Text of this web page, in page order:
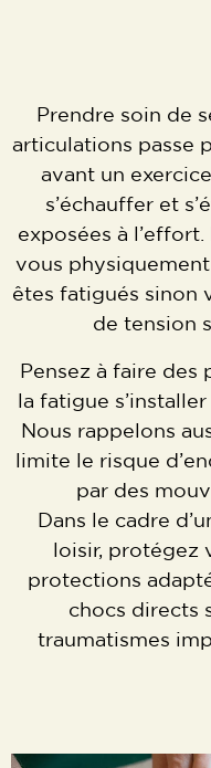
Prendre soin de
articulations passe
avant un
s’échauffer et
exposées à
vous
êtes fatigués sinon
de tension
Pensez à faire des
la fatigue
Nous rappelons
limite le risque
par des
Dans le cadre
loisir, protégez
protections
chocs directs
traumatismes